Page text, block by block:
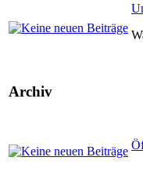
Archiv